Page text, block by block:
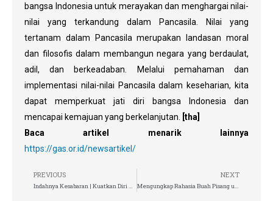
bangsa Indonesia untuk merayakan dan menghargai nilai-
nilai yang terkandung dalam Pancasila. Nilai yang
tertanam dalam Pancasila merupakan landasan moral
dan filosofis dalam membangun negara yang berdaulat,
adil, dan berkeadaban. Melalui pemahaman dan
implementasi nilai-nilai Pancasila dalam keseharian, kita
dapat memperkuat jati diri bangsa Indonesia dan
mencapai kemajuan yang berkelanjutan.
[tha]
Baca artikel menarik lainnya
https://gas.or.id/newsartikel/
PREVIOUS
Indahnya Kesabaran | Kuatkan Diri Hadapi Tantangan Hidup
NEXT
Mengungkap Rahasia Buah Pisang untuk Kesehatan Anda